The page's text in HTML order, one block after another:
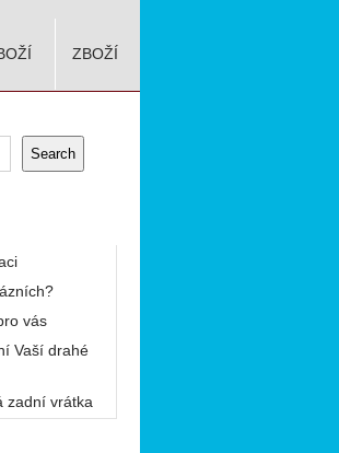
ZBOŽÍ
Search
vás
Vaší drahé
zadní vrátka